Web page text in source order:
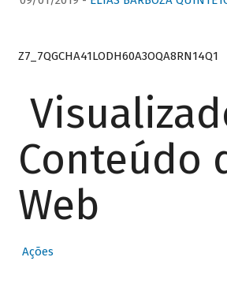
Z7_7QGCHA41LODH60A3OQA8RN14Q1
Conteúdo
Web
Ações